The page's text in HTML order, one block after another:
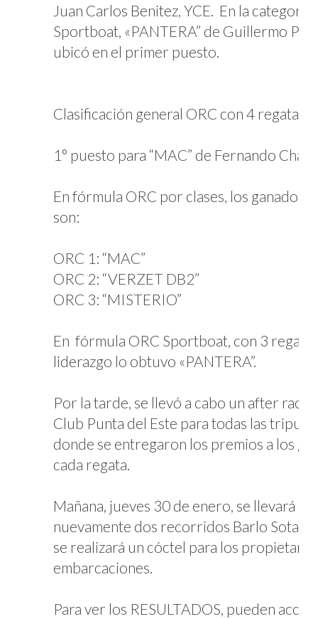
Juan Carlos Benitez, YCE. En la categoría
Sportboat, «PANTERA” de Guillermo Pla,
ubicó en el primer puesto.
Clasificación general ORC con 4 regatas
1° puesto para “MAC” de Fernando Chain
En fórmula ORC por clases, los
son:
ORC 1: “MAC”
ORC 2: “VERZET DB2”
ORC 3: “MISTERIO”
En fórmula ORC Sportboat, con 3
liderazgo lo obtuvo «PANTERA”.
Por la tarde, se llevó a cabo un after race
Club Punta del Este para todas las
donde se entregaron los premios a los
cada regata.
Mañana, jueves 30 de enero, se llevará a
nuevamente dos recorridos Barlo Sota, y
se realizará un cóctel para los
embarcaciones.
Para ver los RESULTADOS, pueden